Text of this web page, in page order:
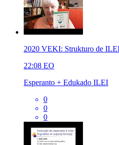
2020 VEKI: Strukturo de
22:08 EO
Esperanto + Edukado ILEI
0
0
0